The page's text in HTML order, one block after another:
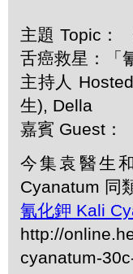
主題 Topic：
舌癌救星：「
主持人
生), Della
嘉賓 Guest：
今集袁醫生
Cyanatum 同
氰化鉀 Kali
http://
cyanatum-